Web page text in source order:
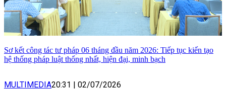
Sơ kết công tác tư pháp 06 tháng đầu năm 2026: Tiếp tục kiến tạo
hệ thống pháp luật thống nhất, hiện đại, minh bạch
MULTIMEDIA20:31 | 02/07/2026